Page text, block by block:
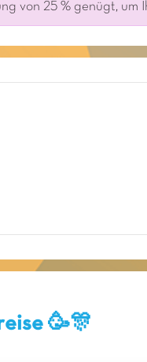
von 25 % genügt, um
🥳🎊